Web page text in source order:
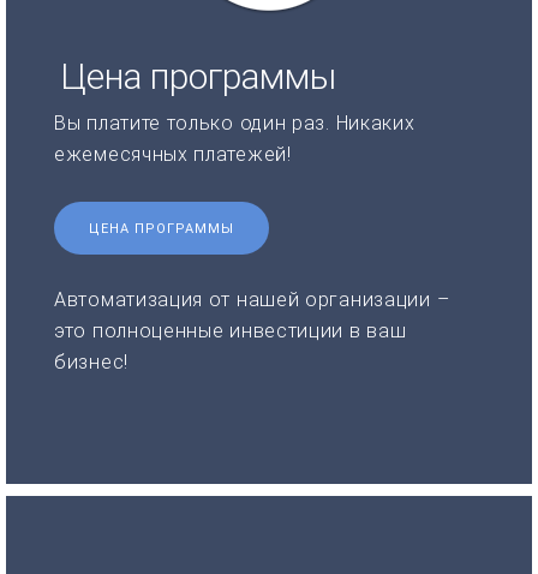
Цена программы
Вы платите только один раз. Никаких
ежемесячных платежей!
ЦЕНА ПРОГРАММЫ
Автоматизация от нашей организации –
это полноценные инвестиции в ваш
бизнес!